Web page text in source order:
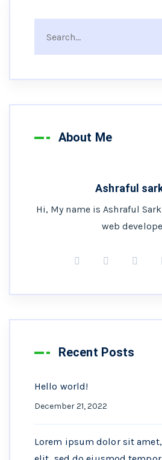
About Me
Ashraful
Hi, My name is Ashraful
web
Recent Posts
Hello world!
December 21, 2022
Lorem ipsum dolor sit